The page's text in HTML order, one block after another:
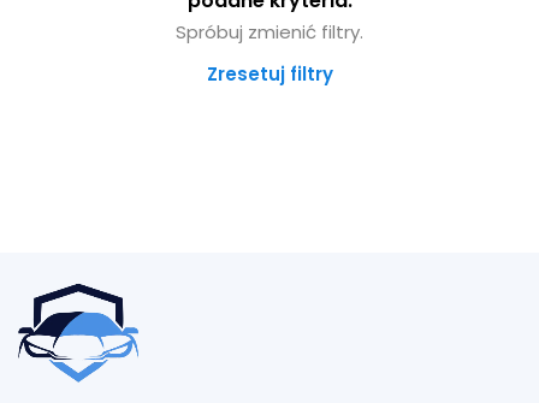
Spróbuj zmienić filtry.
Zresetuj filtry